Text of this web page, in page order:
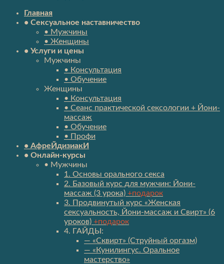
Главная
• Сексуальное наставничество
• Мужчины
• Женщины
• Услуги и цены
Мужчины
• Консультация
• Обучение
Женщины
• Консультация
• Сеанс практической сексологии + Йони-
массаж
• Обучение
• Профи
• АфреЙдизиакИ
• Онлайн-курсы
• Мужчины
1. Основы орального секса
2. Базовый курс для мужчин: Йони-
массаж (3 урока) +подарок
3. Продвинутый курс «Женская
сексуальность, Йони-массаж и Свирт» (6
уроков) +подарок
4. ГАЙДЫ:
— «Сквирт» (Струйный оргазм)
— «Кунилингус. Оральное
мастерство»